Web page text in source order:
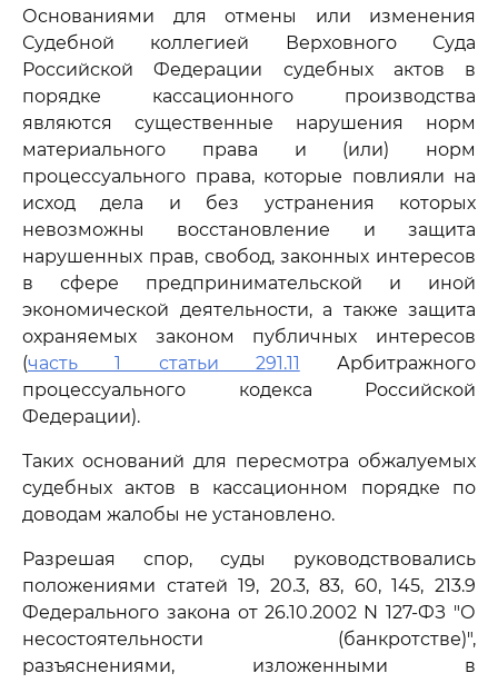
Основаниями для отмены или изменения
Судебной коллегией Верховного Суда
Российской Федерации судебных актов в
порядке кассационного производства
являются существенные нарушения норм
материального права и (или) норм
процессуального права, которые повлияли на
исход дела и без устранения которых
невозможны восстановление и защита
нарушенных прав, свобод, законных интересов
в сфере предпринимательской и иной
экономической деятельности, а также защита
охраняемых законом публичных интересов
(часть 1 статьи 291.11 Арбитражного
процессуального кодекса Российской
Федерации).
Таких оснований для пересмотра обжалуемых
судебных актов в кассационном порядке по
доводам жалобы не установлено.
Разрешая спор, суды руководствовались
положениями статей 19, 20.3, 83, 60, 145, 213.9
Федерального закона от 26.10.2002 N 127-ФЗ "О
несостоятельности (банкротстве)",
разъяснениями, изложенными в